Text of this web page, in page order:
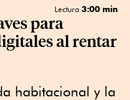
Lectura 3:00 min
para
al rentar
habitacional y la